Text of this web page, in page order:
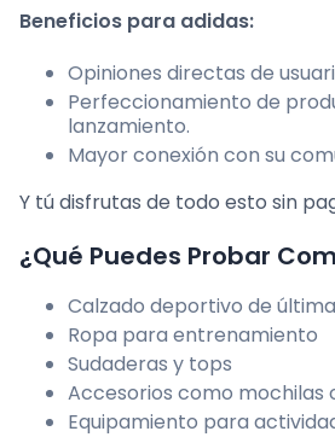
Beneficios para adidas:
Opiniones directas de
Perfeccionamiento de
lanzamiento.
Mayor conexión con su
Y tú disfrutas de todo esto sin
¿Qué Puedes Probar
Calzado deportivo de
Ropa para entrenamiento
Sudaderas y tops
Accesorios como mochilas
Equipamiento para